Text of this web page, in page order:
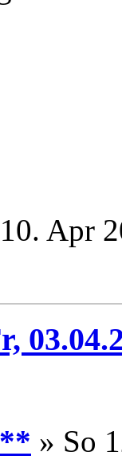
Apr
» So